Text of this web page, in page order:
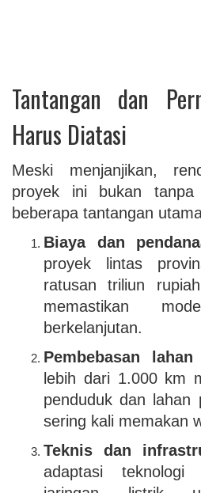
Tantangan dan
Harus Diatasi
Meski menjanjikan,
proyek ini bukan tanpa
beberapa tantangan
Biaya dan
proyek lintas
ratusan triliun
memastikan
berkelanjutan.
Pembebasan lahan
lebih dari 1.000 km
penduduk dan lahan
sering kali memakan
Teknis dan
adaptasi